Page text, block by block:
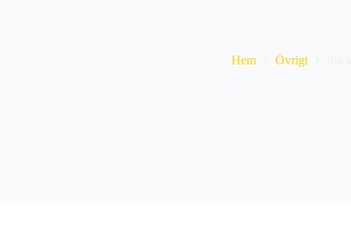
Hem Övrigt